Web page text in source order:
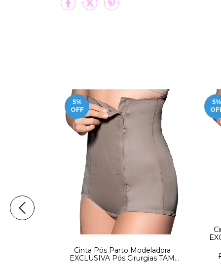
5%
OFF
Cinta Pós Parto Modeladora
EXCLUSIVA Pós Cirurgias TAM
5%